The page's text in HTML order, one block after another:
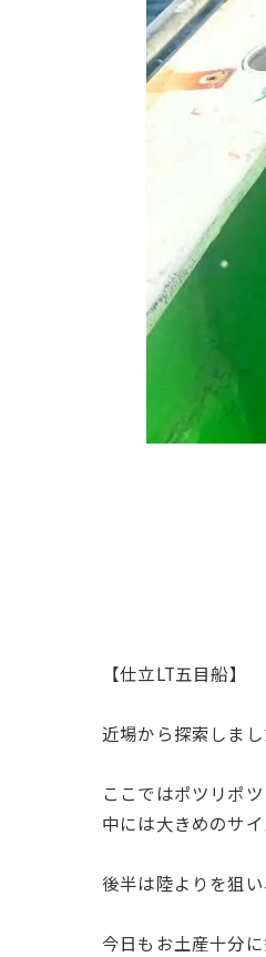
【仕立LT五目船】
近場から探索しま
ここではポツリポ
中には大きめのサ
後半は陸よりを狙
今日もお土産十分